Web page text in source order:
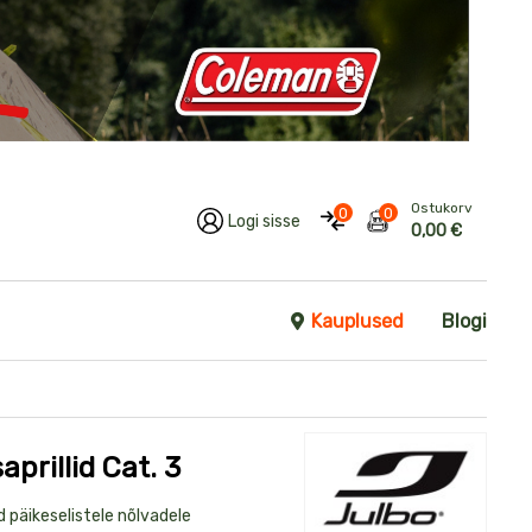
Logi sisse 0 0 Ostukorv
0,00 €
Kauplused Blogi
Cat. 3
päikeselistele nõlvadele